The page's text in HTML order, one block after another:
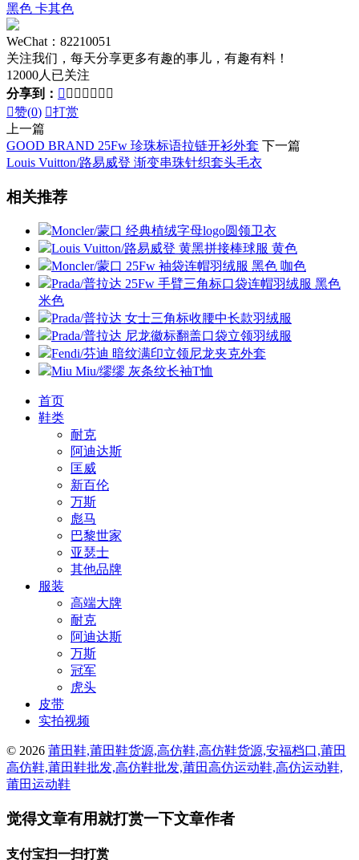
黑色 卡其色
WeChat：82210051
关注我们，每天分享更多有趣的事儿，有趣有料！
12000人已关注
分享到：       
赞(0) 打赏
上一篇
GOOD BRAND 25Fw 珍珠标语拉链开衫外套 下一篇
Louis Vuitton/路易威登 渐变串珠针织套头毛衣
相关推荐
Moncler/蒙口 经典植绒字母logo圆领卫衣
Louis Vuitton/路易威登 黄黑拼接棒球服 黄色
Moncler/蒙口 25Fw 袖袋连帽羽绒服 黑色 咖色
Prada/普拉达 25Fw 手臂三角标口袋连帽羽绒服 黑色
米色
Prada/普拉达 女士三角标收腰中长款羽绒服
Prada/普拉达 尼龙徽标翻盖口袋立领羽绒服
Fendi/芬迪 暗纹满印立领尼龙夹克外套
Miu Miu/缪缪 灰条纹长袖T恤
首页
鞋类
耐克
阿迪达斯
匡威
新百伦
万斯
彪马
巴黎世家
亚瑟士
其他品牌
服装
高端大牌
耐克
阿迪达斯
万斯
冠军
虎头
皮带
实拍视频
© 2026 莆田鞋,莆田鞋货源,高仿鞋,高仿鞋货源,安福档口,莆田
高仿鞋,莆田鞋批发,高仿鞋批发,莆田高仿运动鞋,高仿运动鞋,
莆田运动鞋
觉得文章有用就打赏一下文章作者
支付宝扫一扫打赏